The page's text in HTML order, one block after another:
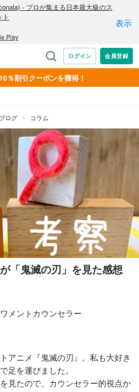
％割引クーポンを獲得！
ブログ コラム
「鬼滅の刃」を見た感想
メントカウンセラー
アニメ『鬼滅の刃』。私も大好き
足を運びました。
見たので、カウンセラー的視点か